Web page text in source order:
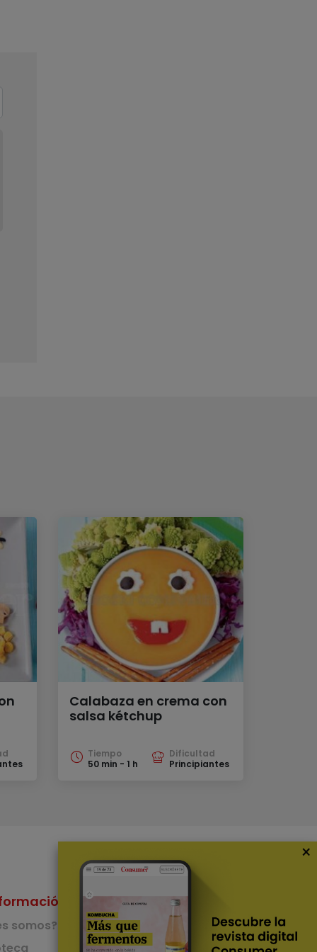
Calabaza en crema con
salsa kétchup
Tiempo
50 min - 1 h
Dificultad
Principiantes
somos?
Nuestras Apps
App de recetas
×